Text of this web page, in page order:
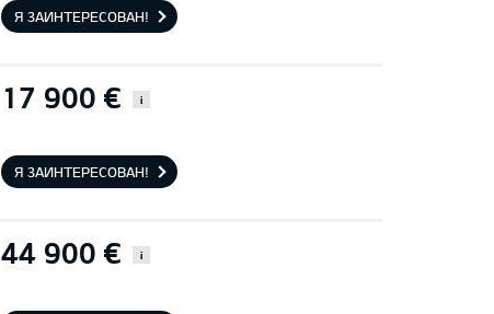
Я ЗАИНТЕРЕСОВАН!
17 900 € i
Я ЗАИНТЕРЕСОВАН!
44 900 € i